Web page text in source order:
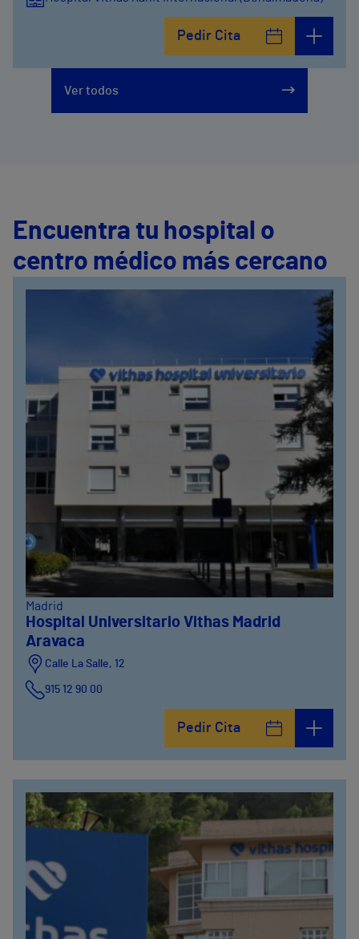
Pedir Cita
Ver todos
Encuentra tu hospital o
centro médico más cercano
Madrid
Hospital Universitario Vithas Madrid
Aravaca
Calle La Salle, 12
915 12 90 00
Pedir Cita